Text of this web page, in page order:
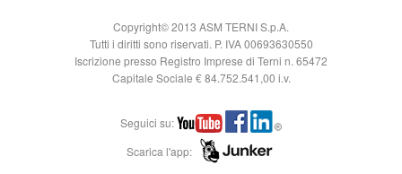
Copyright© 2013 ASM TERNI S.p.A.
Tutti i diritti sono riservati. P. IVA 00693630550
Iscrizione presso Registro Imprese di Terni n. 65472
Capitale Sociale € 84.752.541,00 i.v.
Seguici su:
Scarica l'app: